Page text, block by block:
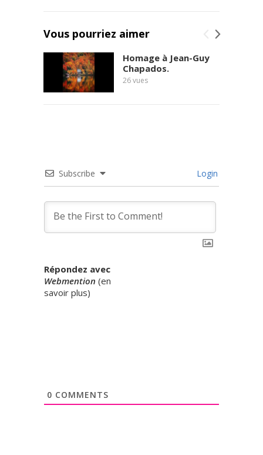
Vous pourriez aimer
Homage à Jean-Guy
Chapados.
26vues
Subscribe Login
Répondez avec
Webmention (en
savoir plus)
0 COMMENTS